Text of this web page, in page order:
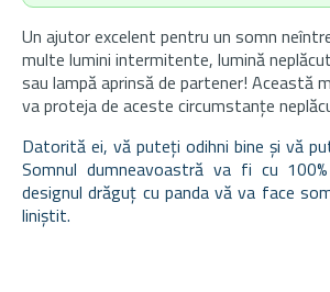
Un ajutor excelent pentru un somn
multe lumini intermitente, lumină
sau lampă aprinsă de partener! Această
va proteja de aceste circumstanțe
Datorită ei, vă puteți odihni bine și vă
Somnul dumneavoastră va fi cu
designul drăguț cu panda vă va face
liniștit.